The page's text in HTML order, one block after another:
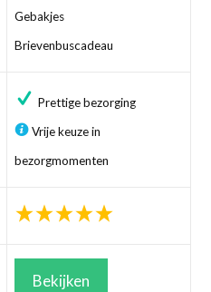
Gebakjes
Brievenbuscadeau
Prettige bezorging
Vrije keuze in
bezorgmomenten
Bekijken